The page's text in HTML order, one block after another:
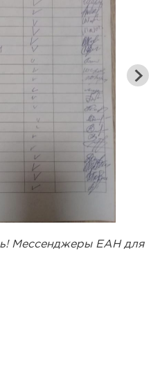
Мессенджеры ЕАН для